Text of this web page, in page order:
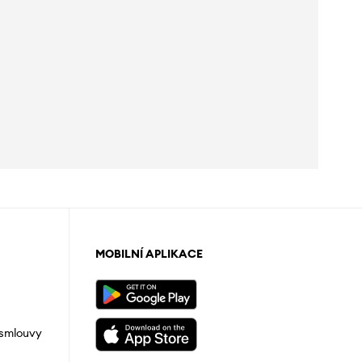
MOBILNÍ APLIKACE